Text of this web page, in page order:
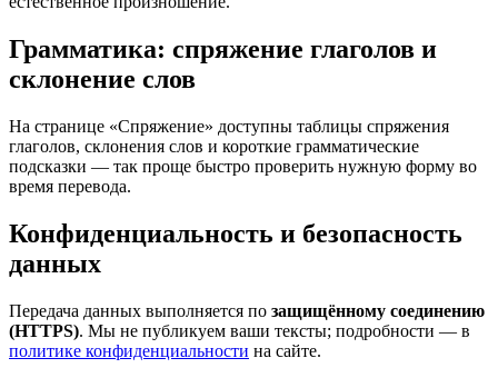
Грамматика: спряжение глаголов и
склонение слов
На странице «Спряжение» доступны таблицы спряжения
глаголов, склонения слов и короткие грамматические
подсказки — так проще быстро проверить нужную форму во
время перевода.
Конфиденциальность и безопасность
данных
Передача данных выполняется по защищённому соединению
(HTTPS). Мы не публикуем ваши тексты; подробности — в
политике конфиденциальности на сайте.